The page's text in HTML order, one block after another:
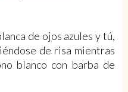
de ojos azules y tú,
de risa mientras
blanco con barba de